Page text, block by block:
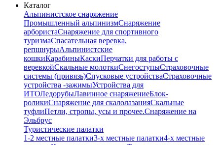
Каталог
Альпинистское снаряжение
Промышленный альпинизмСнаряжение
арбористаСнаряжение для спортивного
туризмаСпасательная веревка,
репшнурыАльпинистские
кошкиКарабиныКаскиПерчатки для работы с
веревкойСкальные молоткиСнегоступыСтраховочные
системы (привязь)Спусковые устройстваСтраховочные
устройства -зажимыУстройства для
ИТОЛедорубыЛавинное снаряжениеБлок-
роликиСнаряжение для скалолазанияСкальные
туфлиПетли, стропы, усы и прочее.Снаряжение на
Эльбрус
Туристические палатки
1-2 местные палатки3-х местные палатки4-х местные